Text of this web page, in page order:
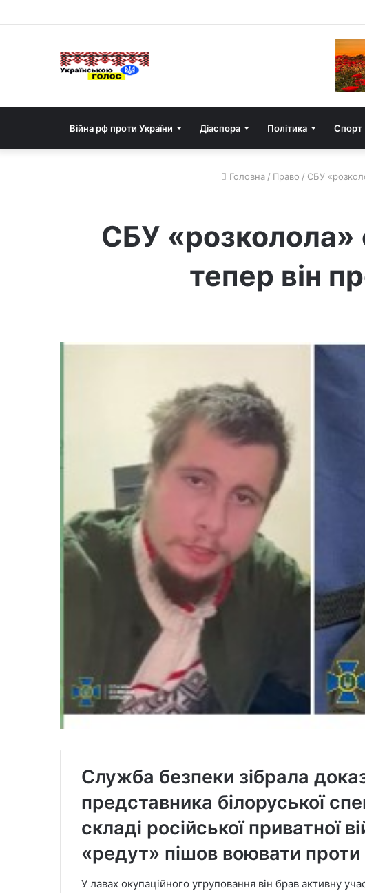
Війна рф проти України Діаспора Політика Спорт
Головна / Право / СБУ
СБУ «розколола»
тепер він
Служба безпеки зібрала
представника білоруської
складі російської приватної
«редут» пішов воювати проти
У лавах окупаційного угруповання він брав активну